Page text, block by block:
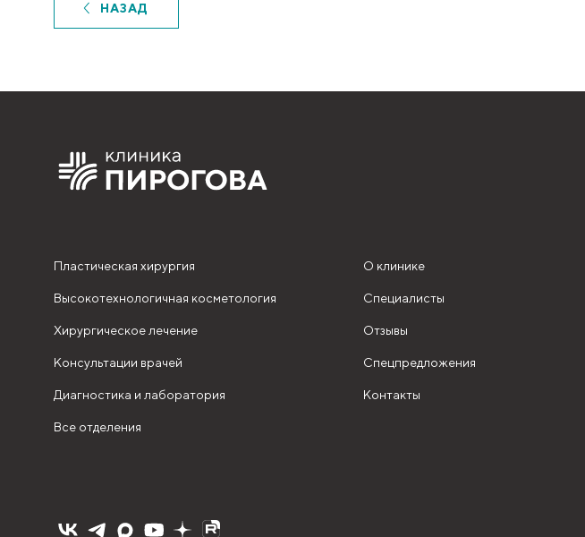
НАЗАД
Пластическая хирургия
Высокотехнологичная косметология
Хирургическое лечение
Консультации врачей
Диагностика и лаборатория
Все отделения
О клинике
Специалисты
Отзывы
Спецпредложения
Контакты